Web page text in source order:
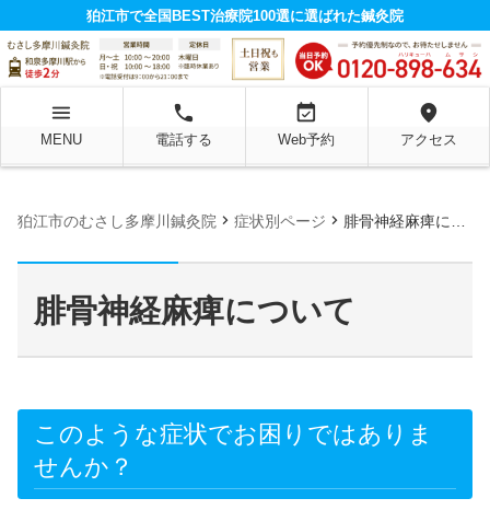
狛江市で全国BEST治療院100選に選ばれた鍼灸院
menu
MENU
local_phone
電話する
event_available
Web予約
location_on
アクセス
狛江市のむさし多摩川鍼灸院 chevron_right 症状別ページ chevron_right 腓骨神経麻痺について
腓骨神経麻痺について
このような症状でお困りではありま
せんか？